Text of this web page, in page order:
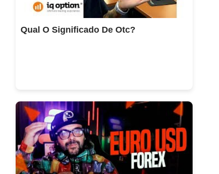
Qual O Significado De Otc?